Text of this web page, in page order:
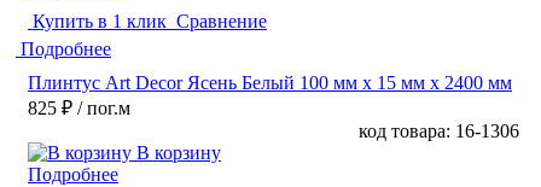
Купить в 1 клик Сравнение
Подробнее
Плинтус Art Decor Ясень Белый 100 мм х 15 мм х 2400 мм
825 ₽ / пог.м
код товара: 16-1306
В корзину
Подробнее